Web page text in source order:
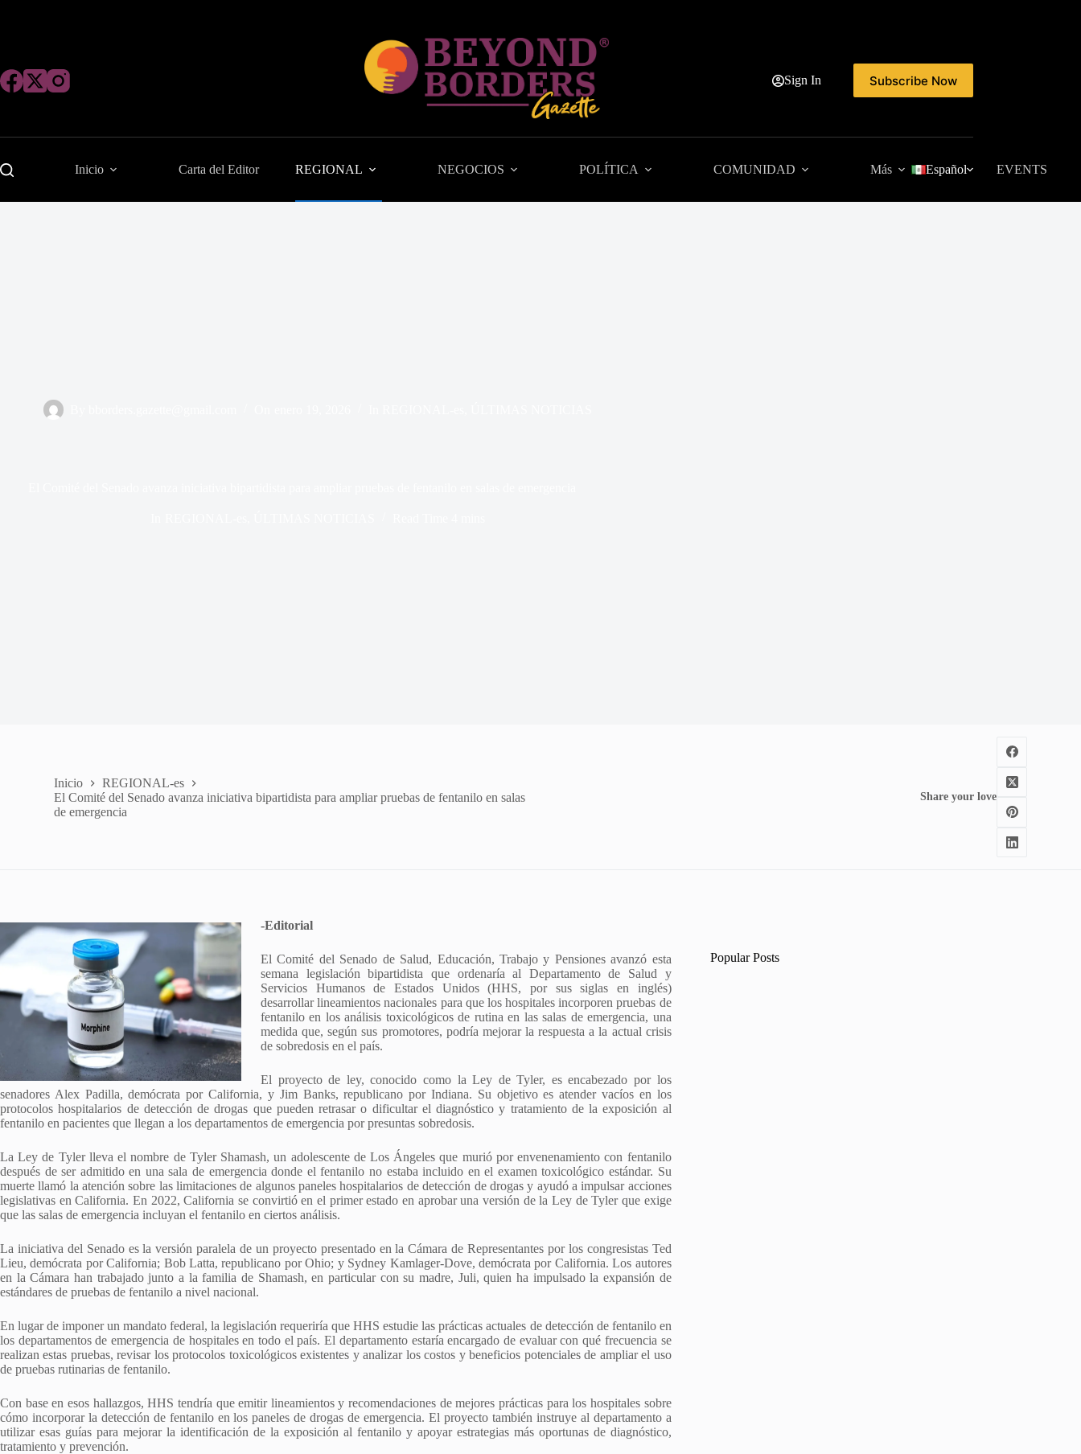
Sign In Subscribe Now
Inicio Carta del Editor REGIONAL NEGOCIOS POLÍTICA COMUNIDAD Más EVENTS
Español
Inicio
REGIONAL-es
El Comité del Senado avanza iniciativa bipartidista para ampliar pruebas de fentanilo en salas
de emergencia
Share your love
-Editorial
El Comité del Senado de Salud, Educación, Trabajo y Pensiones avanzó esta
semana legislación bipartidista que ordenaría al Departamento de Salud y
Servicios Humanos de Estados Unidos (HHS, por sus siglas en inglés)
desarrollar lineamientos nacionales para que los hospitales incorporen pruebas de
fentanilo en los análisis toxicológicos de rutina en las salas de emergencia, una
medida que, según sus promotores, podría mejorar la respuesta a la actual crisis
de sobredosis en el país.
El proyecto de ley, conocido como la Ley de Tyler, es encabezado por los
senadores Alex Padilla, demócrata por California, y Jim Banks, republicano por Indiana. Su objetivo es atender vacíos en los
protocolos hospitalarios de detección de drogas que pueden retrasar o dificultar el diagnóstico y tratamiento de la exposición al
fentanilo en pacientes que llegan a los departamentos de emergencia por presuntas sobredosis.
La Ley de Tyler lleva el nombre de Tyler Shamash, un adolescente de Los Ángeles que murió por envenenamiento con fentanilo
después de ser admitido en una sala de emergencia donde el fentanilo no estaba incluido en el examen toxicológico estándar. Su
muerte llamó la atención sobre las limitaciones de algunos paneles hospitalarios de detección de drogas y ayudó a impulsar acciones
legislativas en California. En 2022, California se convirtió en el primer estado en aprobar una versión de la Ley de Tyler que exige
que las salas de emergencia incluyan el fentanilo en ciertos análisis.
La iniciativa del Senado es la versión paralela de un proyecto presentado en la Cámara de Representantes por los congresistas Ted
Lieu, demócrata por California; Bob Latta, republicano por Ohio; y Sydney Kamlager-Dove, demócrata por California. Los autores
en la Cámara han trabajado junto a la familia de Shamash, en particular con su madre, Juli, quien ha impulsado la expansión de
estándares de pruebas de fentanilo a nivel nacional.
En lugar de imponer un mandato federal, la legislación requeriría que HHS estudie las prácticas actuales de detección de fentanilo en
los departamentos de emergencia de hospitales en todo el país. El departamento estaría encargado de evaluar con qué frecuencia se
realizan estas pruebas, revisar los protocolos toxicológicos existentes y analizar los costos y beneficios potenciales de ampliar el uso
de pruebas rutinarias de fentanilo.
Con base en esos hallazgos, HHS tendría que emitir lineamientos y recomendaciones de mejores prácticas para los hospitales sobre
cómo incorporar la detección de fentanilo en los paneles de drogas de emergencia. El proyecto también instruye al departamento a
utilizar esas guías para mejorar la identificación de la exposición al fentanilo y apoyar estrategias más oportunas de diagnóstico,
tratamiento y prevención.
Popular Posts